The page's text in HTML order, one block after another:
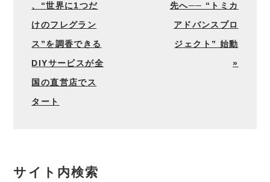
、“世界に1つだ
けのフレグラン
ス”を調香できる
DIYサービスが全
国の直営店でス
タート
先へ── “トミカ
アドバンスプロ
ジェクト” 始動
»
サイト内検索